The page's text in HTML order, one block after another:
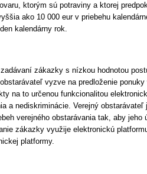
ktorým sú potraviny a ktorej
ako 10 000 eur v priebehu
kalendárny rok.
zákazky s nízkou hodnotou
vyzve na predloženie
na to určenou funkcionalitou
a nediskriminácie. Verejný
verejného obstarávania tak, aby
zákazky využije elektronickú
platformy.